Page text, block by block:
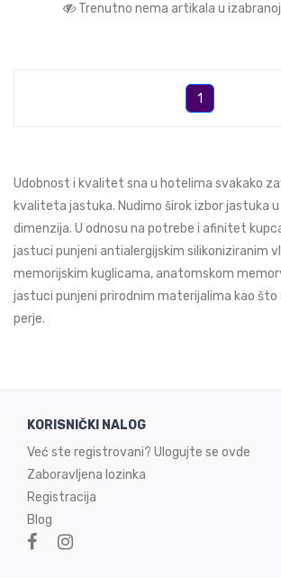
Trenutno nema artikala u
1
Udobnost i kvalitet sna u hotelima svakako
kvaliteta jastuka. Nudimo širok izbor jastuka
dimenzija. U odnosu na potrebe i afinitet
jastuci punjeni antialergijskim silikoniziranim
memorijskim kuglicama, anatomskom
jastuci punjeni prirodnim materijalima kao što
perje.
KORISNIČKI NALOG
Već ste registrovani? Ulogujte se ovde
Zaboravljena lozinka
Registracija
Blog